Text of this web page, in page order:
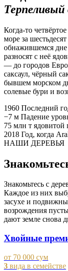
Когда-то
море за
обнажившемся дне
разносят с неё
— до городов
саксаул, чёрный
бывшем морском
солевые бури и
1960 Последний
−7 м Падение
75 млн т ядовитой
2018 Год, когда
НАШИ ДЕРЕВЬЯ
Знакомьтесь с
Каждое из них
засухе и
возрождения
дают земле снова
Хвойные
от 70 000 сум
3 вида в семействе